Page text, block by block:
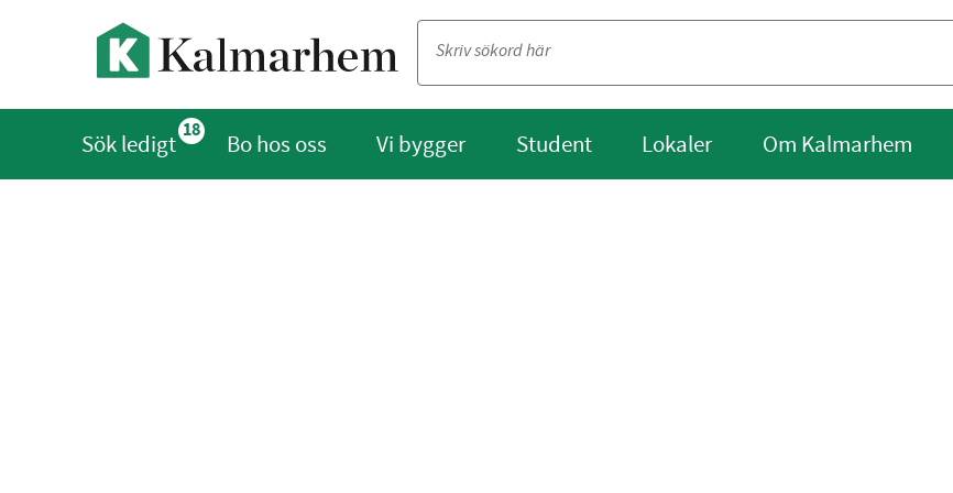
18
Sök ledigt Bo hos oss Vi bygger Student Lokaler Om Kalmarhem